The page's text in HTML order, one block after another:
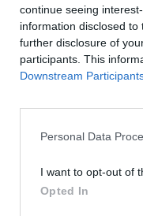
continue seeing
information disclosed
further disclosure of
participants. This
Downstream
Personal Data
I want to opt-out of
Opted In
Μάτεσι
Βεάκειο
«Η Μητέρα του